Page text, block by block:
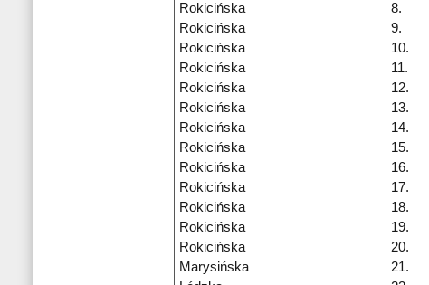
Rokicińska
8.
Rokicińska
9.
Rokicińska
10.
Rokicińska
11.
Rokicińska
12.
Rokicińska
13.
Rokicińska
14.
Rokicińska
15.
Rokicińska
16.
Rokicińska
17.
Rokicińska
18.
Rokicińska
19.
Rokicińska
20.
Marysińska
21.